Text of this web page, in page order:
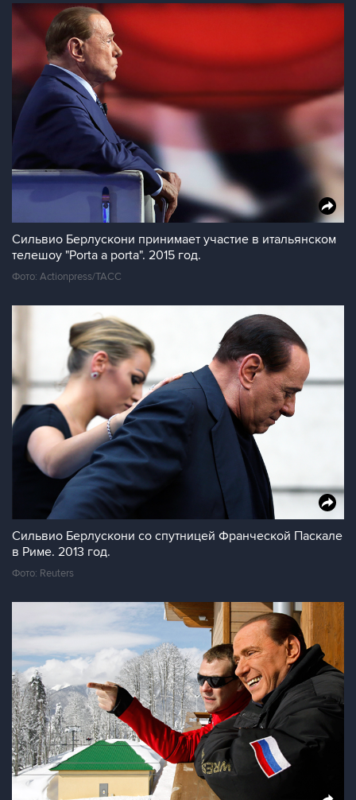
Сильвио Берлускони принимает участие в итальянском
телешоу "Porta a porta". 2015 год.
Фото: Actionpress/ТАСС
Сильвио Берлускони со спутницей Франческой Паскале
в Риме. 2013 год.
Фото: Reuters